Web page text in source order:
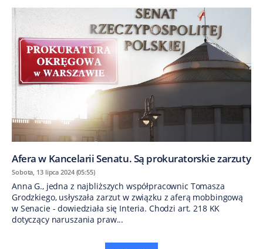
Afera w Kancelarii Senatu. Są prokuratorskie zarzuty
Sobota, 13 lipca 2024 (05:55)
Anna G., jedna z najbliższych współpracownic Tomasza
Grodzkiego, usłyszała zarzut w związku z aferą mobbingową
w Senacie - dowiedziała się Interia. Chodzi art. 218 KK
dotyczący naruszania praw...